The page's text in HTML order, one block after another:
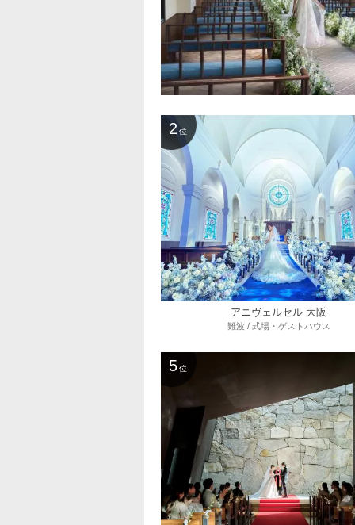
2 位
アニヴェルセル 大阪
難波 / 式場・ゲストハウス
5 位